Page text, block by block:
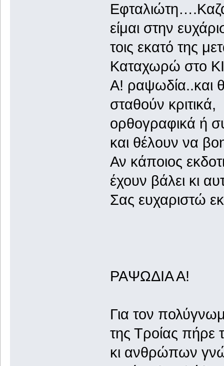
είμαι στην
τοις εκατό της
Καταχωρώ στο
Α! ραψωδία..και
σταθούν
ορθογραφικά ή
και θέλουν να
Αν κάποιος
έχουν βάλει κι
Σας ευχαριστώ
ΡΑΨΩΔΙΑ Α!
Για τον
της Τροίας πήρε
κι ανθρώπων